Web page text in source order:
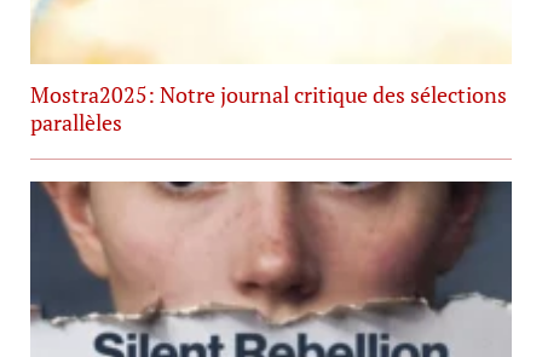
Mostra2025: Notre journal critique des sélections
parallèles